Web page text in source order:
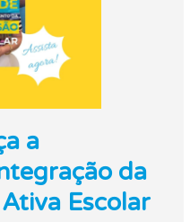
a
da
Escolar